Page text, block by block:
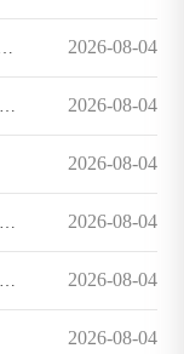
2026-08-04
2026-08-04
2026-08-04
2026-08-04
2026-08-04
2026-08-04